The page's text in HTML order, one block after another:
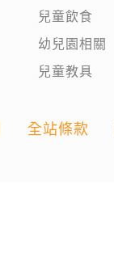
兒童飲食
幼兒園相關
兒童教具
全站條款